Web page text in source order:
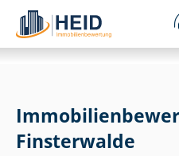
Finsterwalde